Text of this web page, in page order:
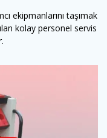
ekipmanlarını taşımak
kolay personel servis